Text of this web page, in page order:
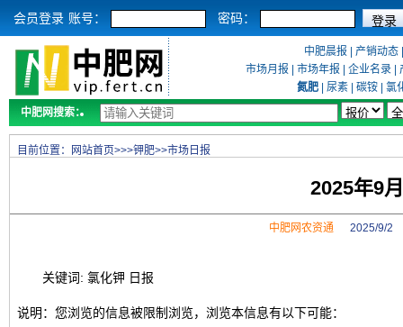
会员登录 账号： 密码：
中肥晨报 产销动态
市场月报
市场年报 企业名录
氮肥
尿素 碳铵
氯
中肥网搜索：
目前位置： 网站首页>>>钾肥>>市场日报
2025年9
中肥网农资通2025/9/2
关键词: 氯化钾 日报
说明：您浏览的信息被限制浏览，浏览本信息有以下可能：